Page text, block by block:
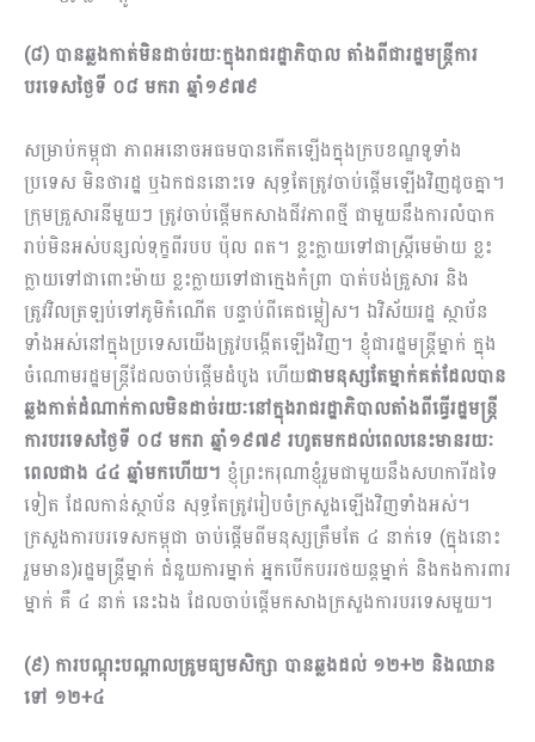
(៨) បានឆ្លងកាត់មិនដាច់រយៈក្នុងរាជរដ្ឋាភិបាល តាំងពីជារដ្ឋមន្រ្តីការ
បរទេសថ្ងៃទី ០៨ មករា ឆ្នាំ១៩៧៩
សម្រាប់កម្ពុជា ភាពអនោចអធមបានកើតឡើងក្នុងក្របខណ្ឌទូទាំង
ប្រទេស មិនថារដ្ឋ ឬឯកជននោះទេ សុទ្ធតែត្រូវចាប់ផ្តើមឡើងវិញដូចគ្នា។
ក្រុមគ្រួសារនីមួយៗ ត្រូវចាប់ផ្តើមកសាងជីវភាពថ្មី ជាមួយនឹងការលំបាក
រាប់មិនអស់បន្សល់ទុក្ខពីរបប ប៉ុល ពត។ ខ្លះក្លាយទៅជាស្រ្តីមេម៉ាយ ខ្លះ
ក្លាយទៅជាពោះម៉ាយ ខ្លះក្លាយទៅជាក្មេងកំព្រា បាត់បង់គ្រួសារ និង
ត្រូវវិលត្រឡប់ទៅភូមិកំណើត បន្ទាប់ពីគេជម្លៀស។ ឯវិស័យរដ្ឋ ស្ថាប័ន
ទាំងអស់នៅក្នុងប្រទេសយើងត្រូវ​បង្កើតឡើងវិញ។ ខ្ញុំជារដ្ឋមន្រ្តីម្នាក់ ក្នុង
ចំណោមរដ្ឋមន្រ្តីដែលចាប់ផ្តើមដំបូង ហើយជាមនុស្សតែម្នាក់គត់ដែលបាន
ឆ្លងកាត់ដំណាក់កាលមិនដាច់រយៈនៅក្នុងរាជរដ្ឋាភិបាលតាំងពីធ្វើរដ្ឋមន្រ្តី
ការបរទេសថ្ងៃទី ០៨ មករា ឆ្នាំ១៩៧៩ រហូតមកដល់ពេលនេះមានរយៈ
ពេលជាង ៤៤ ឆ្នាំមកហើយ។ ខ្ញុំព្រះករុណាខ្ញុំរួមជាមួយនឹងសហការីដទៃ
ទៀត ដែលកាន់ស្ថាប័ន សុទ្ធតែត្រូវរៀបចំក្រសួងឡើងវិញទាំងអស់។
ក្រសួងការបរទេសកម្ពុជា ចាប់ផ្តើមពីមនុស្សត្រឹមតែ ៤ នាក់ទេ (ក្នុងនោះ
រួមមាន)រដ្ឋមន្រ្តីម្នាក់ ជំនួយការម្នាក់ អ្នកបើកបររថយន្តម្នាក់ និងកងការពារ
ម្នាក់ គឺ ៤ នាក់ នេះឯង ដែលចាប់ផ្តើមកសាងក្រសួងការបរទេសមួយ។
(៩) ការបណ្តុះបណ្តាលគ្រូ​មធ្យមសិក្សា បានឆ្លងដល់ ១២+២ និងឈាន
ទៅ ១២+៤